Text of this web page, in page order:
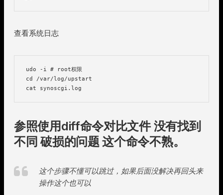
查看系统日志
udo -i # root权限
cd /var/log/upstart
cat synoscgi.log
参照使用diff命令对比文件 没有找到
不同 破损的问题 这个命令不熟。
这个步骤不懂可以跳过，如果后面没解决再回头来
操作这个也可以